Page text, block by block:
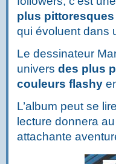
plus
qui évoluent dans
Le dessinateur
univers des plus
couleurs flashy
L’album peut se
lecture donnera
attachante